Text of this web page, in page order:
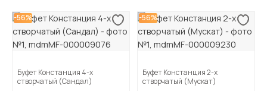
-56%
Буфет Констанция 4-х
створчатый (Сандал)
-56%
Буфет Констанция 2-х
створчатый (Мускат)